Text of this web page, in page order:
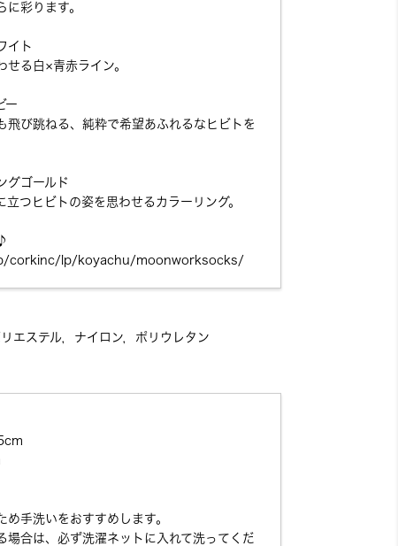
に彩ります。
イト
る白×青赤ライン。
ー
び跳ねる、純粋で希望あふれるなヒビトを
グゴールド
つヒビトの姿を思わせるカラーリング。
corkinc/lp/koyachu/moonworksocks/
エステル，ナイロン，ポリウレタン
め手洗いをおすすめします。
場合は、必ず洗濯ネットに入れて洗ってくだ